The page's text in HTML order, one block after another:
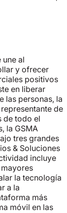
une al
y ofrecer
positivos
en liberar
las personas, la
de
de todo el
la GSMA
tres grandes
& Soluciones
incluye
la tecnología
a la
más
móvil en las